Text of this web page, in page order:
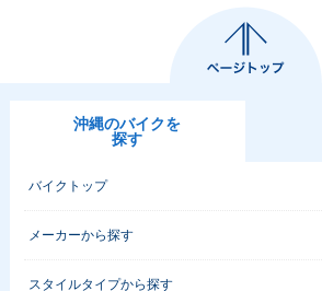
沖縄のバイクを
探す
バイクトップ
メーカーから探す
スタイルタイプから探す